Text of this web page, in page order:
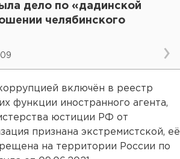
дело по «дадинской
челябинского
включён в реестр
функции иностранного агента,
юстиции РФ от
признана экстремистской, её
на территории России по